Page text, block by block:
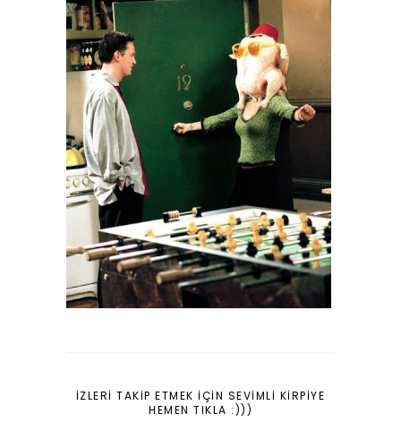
İZLERI TAKIP ETMEK IÇIN SEVIMLI KIRPIYE
HEMEN TIKLA :)))